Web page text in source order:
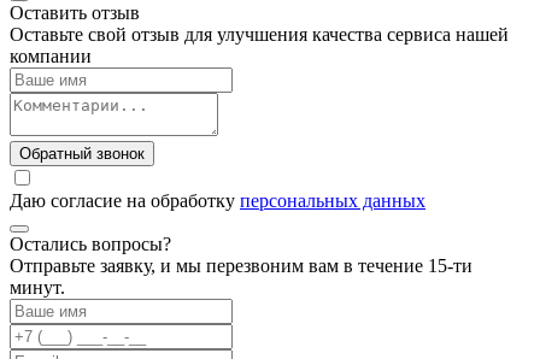
Оставить отзыв
Оставьте свой отзыв для улучшения качества сервиса нашей
компании
Обратный звонок
Даю согласие на обработку персональных данных
Остались вопросы?
Отправьте заявку, и мы перезвоним вам в течение 15-ти
минут.